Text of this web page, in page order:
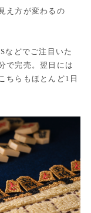
え方が変わるの
などでご注目いた
で完売。翌日には
ちらもほとんど1日